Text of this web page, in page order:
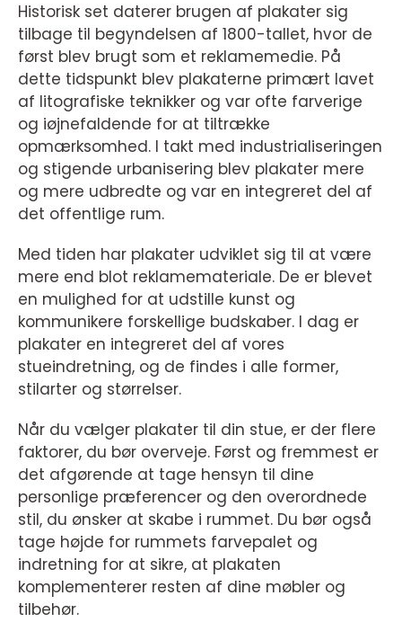
Historisk set daterer brugen af plakater sig
tilbage til begyndelsen af 1800-tallet, hvor de
først blev brugt som et reklamemedie. På
dette tidspunkt blev plakaterne primært lavet
af litografiske teknikker og var ofte farverige
og iøjnefaldende for at tiltrække
opmærksomhed. I takt med industrialiseringen
og stigende urbanisering blev plakater mere
og mere udbredte og var en integreret del af
det offentlige rum.
Med tiden har plakater udviklet sig til at være
mere end blot reklamemateriale. De er blevet
en mulighed for at udstille kunst og
kommunikere forskellige budskaber. I dag er
plakater en integreret del af vores
stueindretning, og de findes i alle former,
stilarter og størrelser.
Når du vælger plakater til din stue, er der flere
faktorer, du bør overveje. Først og fremmest er
det afgørende at tage hensyn til dine
personlige præferencer og den overordnede
stil, du ønsker at skabe i rummet. Du bør også
tage højde for rummets farvepalet og
indretning for at sikre, at plakaten
komplementerer resten af dine møbler og
tilbehør.